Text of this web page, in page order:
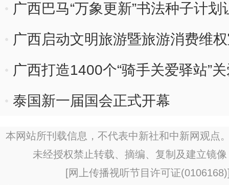
广西巴马“万象更新”书法种子计
广西启动文明旅游暨旅游消费维
广西打造1400个“骑手关爱驿站”
泰国新一届国会正式开幕
本网站所刊载信息，不代表中新社和中新网观点
未经授权禁止转载、摘编、复制及建立镜
[网上传播视听节目许可证(0106168)